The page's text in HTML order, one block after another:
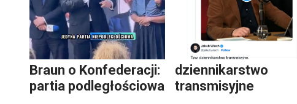
Braun o Konfederacji:
partia podległościowa
dziennikarstwo
transmisyjne